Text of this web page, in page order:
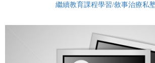
繼續教育課程學習/敘事治療私